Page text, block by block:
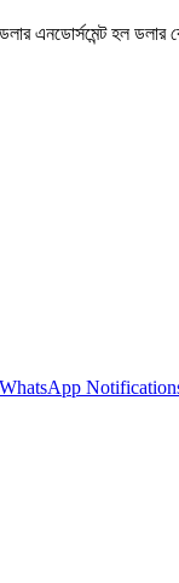
ডলার এনডোর্সমেন্ট হল